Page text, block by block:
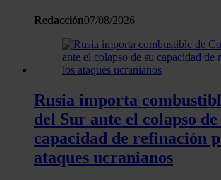
Redacción07/08/2026
Rusia importa
del Sur ante el colapso de
capacidad de refinación
ataques ucranianos